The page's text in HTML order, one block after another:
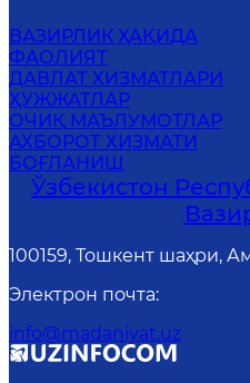
ВАЗИРЛИК ҲАҚИДА
ФАОЛИЯТ
ДАВЛАТ ХИЗМАТЛАРИ
ҲУЖЖАТЛАР
ОЧИҚ МАЪЛУМОТЛАР
АХБОРОТ ХИЗМАТИ
БОҒЛАНИШ
Ўзбекистон
100159, Тошкент шаҳри,
Электрон почта:
info@madaniyat.uz